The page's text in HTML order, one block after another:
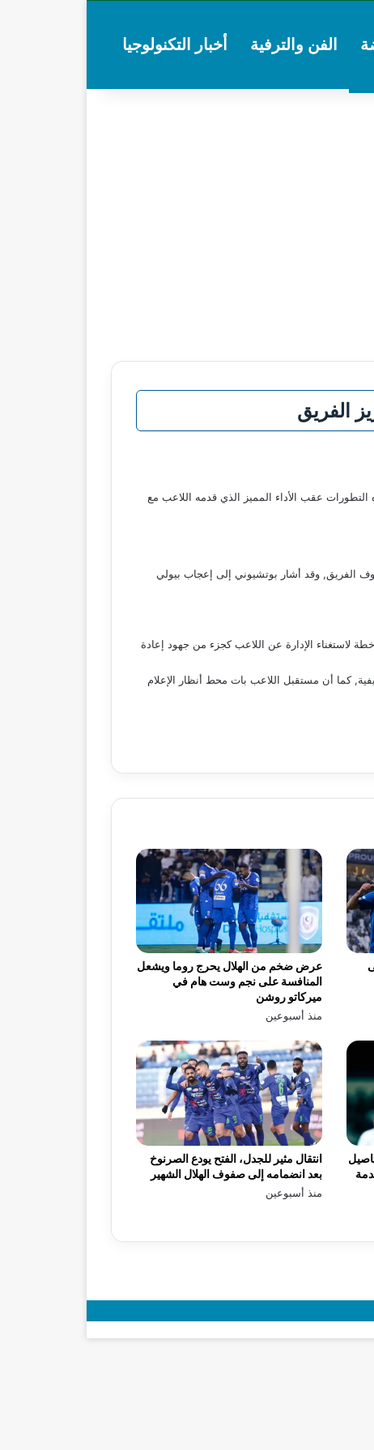
الفن والترفية أخبار التكنولوجيا
الفريق
عقب الأداء المميز الذي قدمه اللاعب مع
الفريق, وقد أشار بوتشيوني إلى إعجاب بيولي
لاستغناء الإدارة عن اللاعب كجزء من جهود إعادة
كما أن مستقبل اللاعب بات محط أنظار الإعلام
عرض ضخم من الهلال يحرج روما ويشعل
المنافسة على نجم وست هام في
ميركاتو روشن
منذ أسبوعين
انتقال مثير للجدل، الفتح يودع الصرنوخ
بعد انضمامه إلى صفوف الهلال الشهير
منذ أسبوعين